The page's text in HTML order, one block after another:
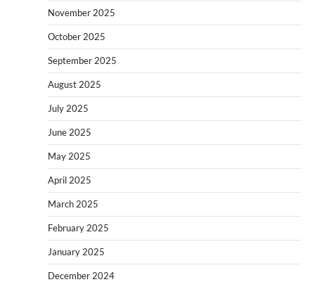
November 2025
October 2025
September 2025
August 2025
July 2025
June 2025
May 2025
April 2025
March 2025
February 2025
January 2025
December 2024